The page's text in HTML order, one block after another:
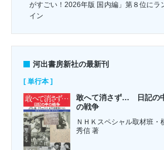
がすごい！2026年版 国内編」第８位にラ
イン
河出書房新社の最新刊
[ 単行本 ]
敢へて消さず… 日記の
の戦争
ＮＨＫスペシャル取材班・
秀信 著